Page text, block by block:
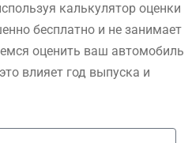
калькулятор оценки
бесплатно и не занимает
оценить ваш автомобиль
влияет год выпуска и